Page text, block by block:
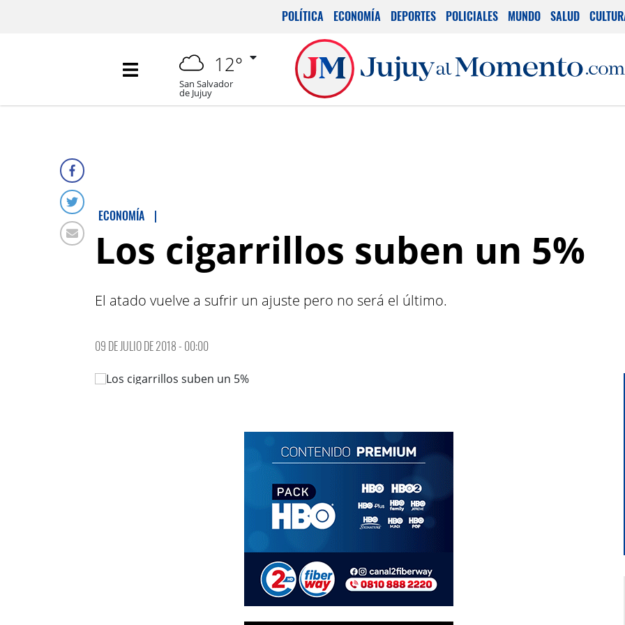
POLÍTICA ECONOMÍA DEPORTES POLICIALES MUNDO SALUD
12°
San Salvador
de Jujuy
ECONOMÍA |
Los cigarrillos suben un 5%
El atado vuelve a sufrir un ajuste pero no será el último.
09 DE JULIO DE 2018 - 00:00